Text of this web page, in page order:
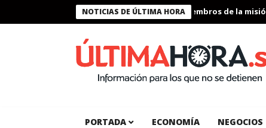
NOTICIAS DE ÚLTIMA HORA
Presidente Bukele condecora a miembros de la misión
PORTADA ECONOMÍA NEGOCIOS